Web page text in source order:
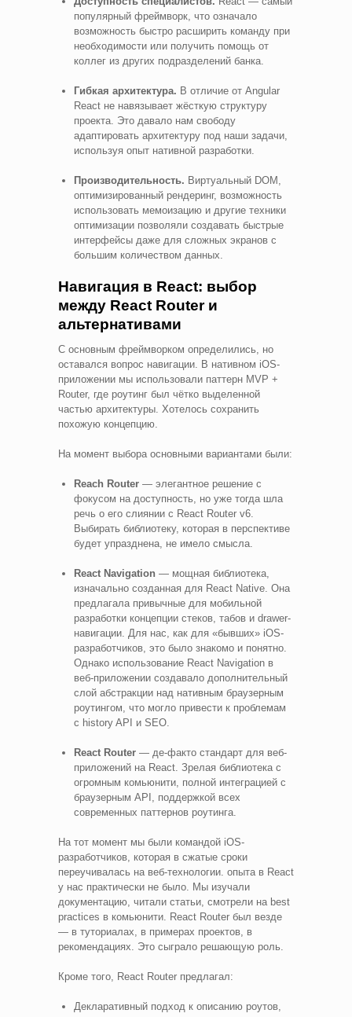
популярный фреймворк, что означало
возможность быстро расширить команду при
необходимости или получить помощь от
коллег из других подразделений банка.
Гибкая архитектура. В отличие от Angular
React не навязывает жёсткую структуру
проекта. Это давало нам свободу
адаптировать архитектуру под наши задачи,
используя опыт нативной разработки.
Производительность. Виртуальный DOM,
оптимизированный рендеринг, возможность
использовать мемоизацию и другие техники
оптимизации позволяли создавать быстрые
интерфейсы даже для сложных экранов с
большим количеством данных.
Навигация в React: выбор
между React Router и
альтернативами
С основным фреймворком определились, но
оставался вопрос навигации. В нативном iOS-
приложении мы использовали паттерн MVP +
Router, где роутинг был чётко выделенной
частью архитектуры. Хотелось сохранить
похожую концепцию.
На момент выбора основными вариантами были:
Reach Router — элегантное решение с
фокусом на доступность, но уже тогда шла
речь о его слиянии с React Router v6.
Выбирать библиотеку, которая в перспективе
будет упразднена, не имело смысла.
React Navigation — мощная библиотека,
изначально созданная для React Native. Она
предлагала привычные для мобильной
разработки концепции стеков, табов и drawer-
навигации. Для нас, как для «бывших» iOS-
разработчиков, это было знакомо и понятно.
Однако использование React Navigation в
веб-приложении создавало дополнительный
слой абстракции над нативным браузерным
роутингом, что могло привести к проблемам
с history API и SEO.
React Router — де-факто стандарт для веб-
приложений на React. Зрелая библиотека с
огромным комьюнити, полной интеграцией с
браузерным API, поддержкой всех
современных паттернов роутинга.
На тот момент мы были командой iOS-
разработчиков, которая в сжатые сроки
переучивалась на веб-технологии. опыта в React
у нас практически не было. Мы изучали
документацию, читали статьи, смотрели на best
practices в комьюнити. React Router был везде
— в туториалах, в примерах проектов, в
рекомендациях. Это сыграло решающую роль.
Кроме того, React Router предлагал:
Декларативный подход к описанию роутов,